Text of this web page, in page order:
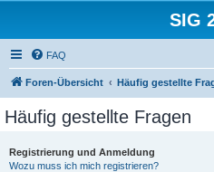
SIG
FAQ
Foren-Übersicht Häufig gestellte
Häufig gestellte Fragen
Registrierung und Anmeldung
Wozu muss ich mich registrieren?